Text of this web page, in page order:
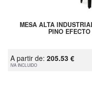
MESA ALTA
PINO
A partir de: 205.53 €
IVA INCLUIDO